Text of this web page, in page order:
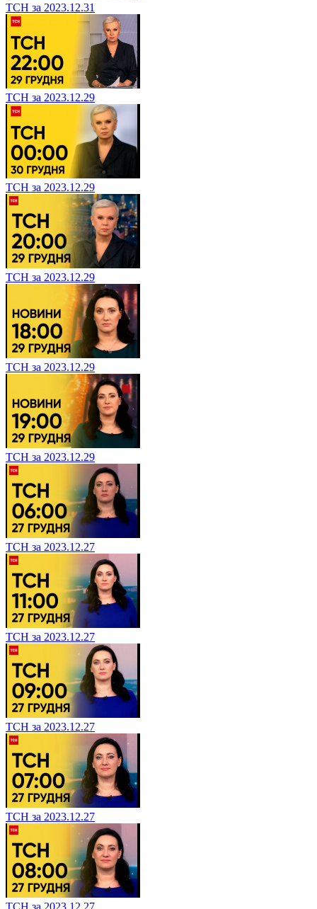
ТСН за 2023.12.31
ТСН за 2023.12.29
ТСН за 2023.12.29
ТСН за 2023.12.29
ТСН за 2023.12.29
ТСН за 2023.12.29
ТСН за 2023.12.27
ТСН за 2023.12.27
ТСН за 2023.12.27
ТСН за 2023.12.27
ТСН за 2023.12.27